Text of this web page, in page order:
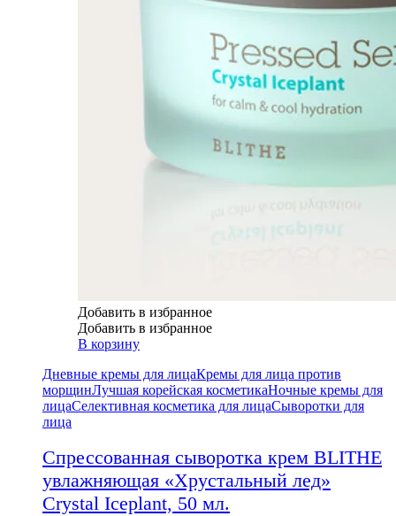
Добавить в избранное
Добавить в избранное
В корзину
Дневные кремы для лицаКремы для лица против
морщинЛучшая корейская косметикаНочные кремы для
лицаСелективная косметика для лицаСыворотки для
лица
Спрессованная сыворотка крем BLITHE
увлажняющая «Хрустальный лед»
Crystal Iceplant, 50 мл.